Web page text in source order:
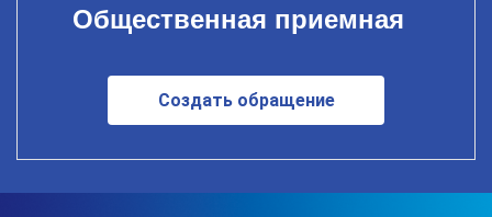
Общественная приемная
Создать обращение